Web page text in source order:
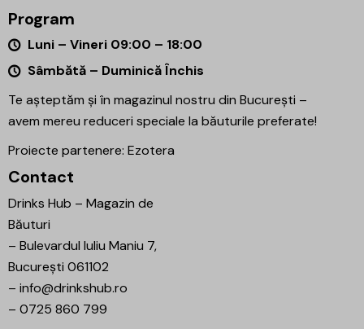
Program
Luni – Vineri 09:00 – 18:00
Sâmbătă – Duminică Închis
Te așteptăm și în magazinul nostru din București –
avem mereu reduceri speciale la băuturile preferate!
Proiecte partenere: Ezotera
Contact
Drinks Hub – Magazin de
Băuturi
– Bulevardul Iuliu Maniu 7,
București 061102
– info@drinkshub.ro
– 0725 860 799